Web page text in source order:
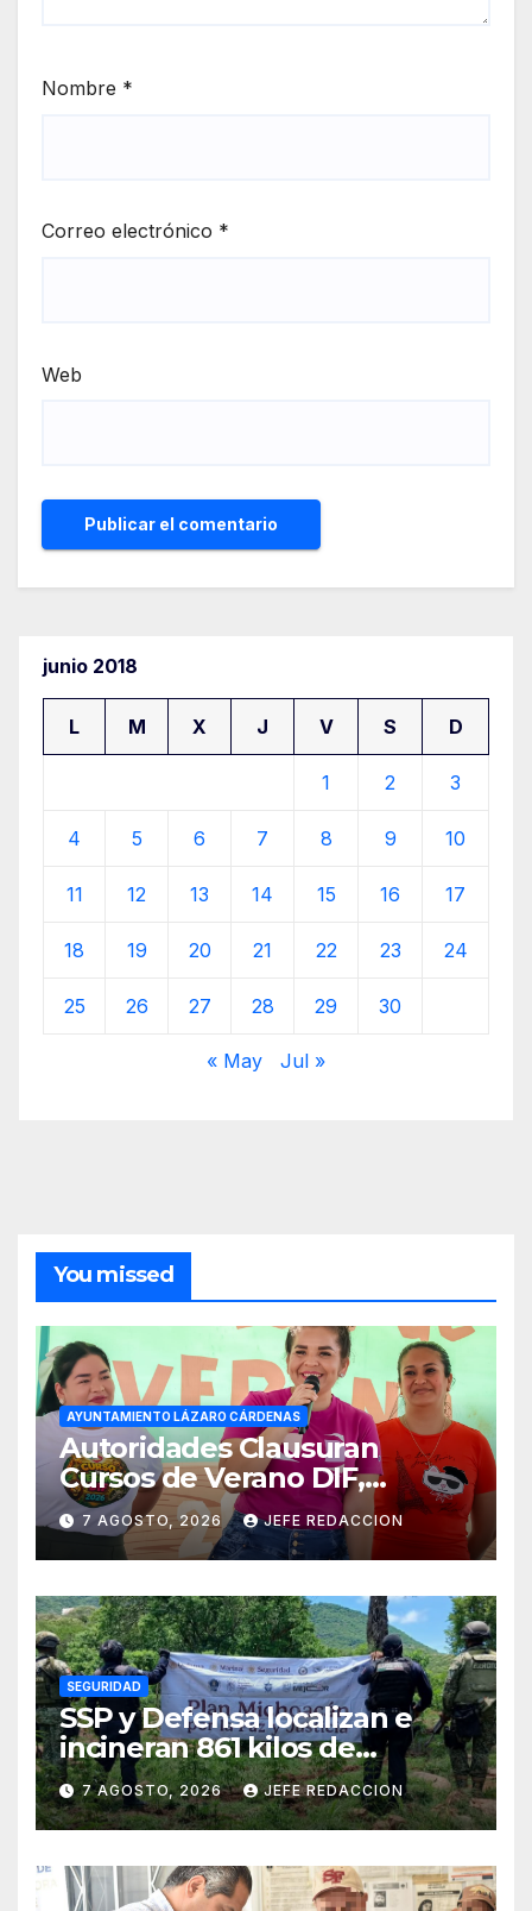
Nombre *
Correo electrónico *
Web
junio 2018
L M X J V S D
1 2 3
4 5 6 7 8 9 10
11 12 13 14 15 16 17
18 19 20 21 22 23 24
25 26 27 28 29 30
« May Jul »
You missed
AYUNTAMIENTO LÁZARO CÁRDENAS
Autoridades Clausuran
Cursos de Verano DIF,
Seguridad Pública y Casa de
Cultura 2026
7 AGOSTO, 2026 JEFE REDACCION
SEGURIDAD
SSP y Defensa localizan e
incineran 861 kilos de
marihuana en Huetamo
7 AGOSTO, 2026 JEFE REDACCION